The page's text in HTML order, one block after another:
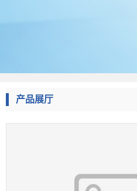
产品展厅